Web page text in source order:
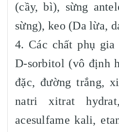
(cầy, bì), sừng
sừng), keo (Da lừa,
4. Các chất phụ
D-sorbitol (vô định
đặc, đường trắng,
natri xitrat
acesulfame kali,